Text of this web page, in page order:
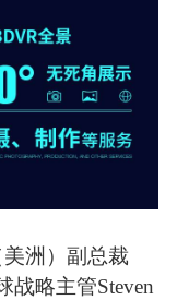
洲）副总裁
战略主管Steven